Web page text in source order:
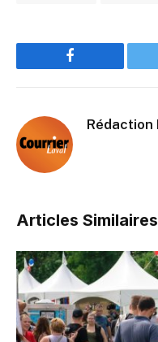
Facebook
Rédaction
Articles Similaires